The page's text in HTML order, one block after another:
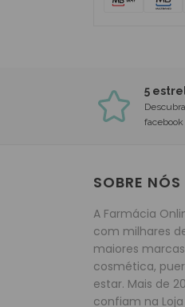
5
facebook
SOBRE NÓS
A Farmácia
com milhares
maiores
cosmética,
estar. Mais de
confiam na